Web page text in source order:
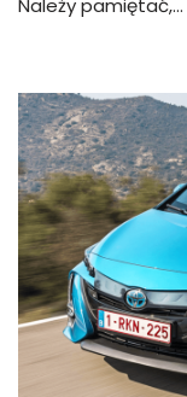
Należy pamiętać,…